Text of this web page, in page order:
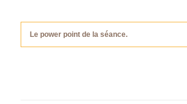
Le power point de la séance.